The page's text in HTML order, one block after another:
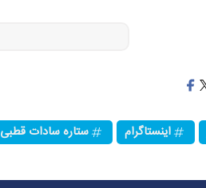
اینستاگرام ستاره سادات قطبی